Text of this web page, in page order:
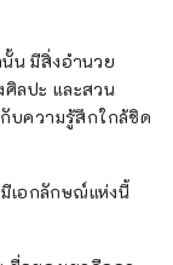
นั้น มีสิ่งอำนวย
ลปะ และสวน
บความรู้สึกใกล้ชิด
เอกลักษณ์แห่งนี้